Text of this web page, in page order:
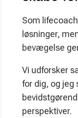
Som
løsninger,
bevægelse
Vi udforsker
for dig, og jeg
perspektiver.